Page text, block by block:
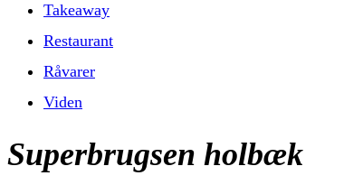
Takeaway
Restaurant
Råvarer
Viden
Superbrugsen holbæk